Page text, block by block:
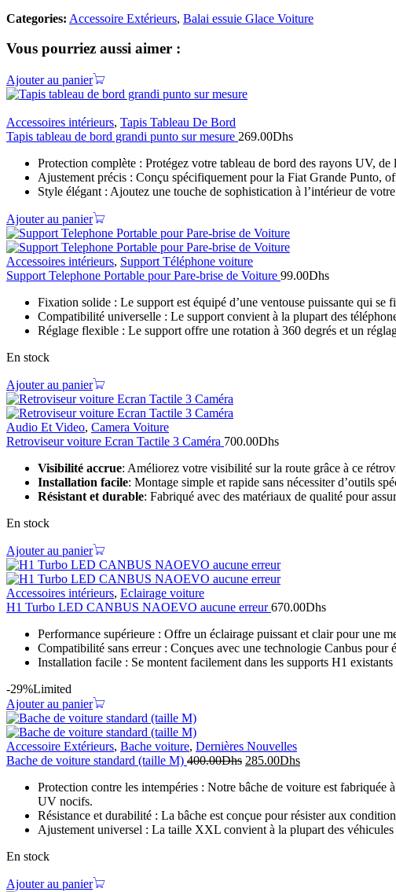
Categories: Accessoire Extérieurs, Balai essuie Glace Voiture
Vous pourriez aussi aimer :
Ajouter au panier
Accessoires intérieurs, Tapis Tableau De Bord
Tapis tableau de bord grandi punto sur mesure 269.00Dhs
Protection complète : Protégez votre tableau de bord des rayons UV, de
Ajustement précis : Conçu spécifiquement pour la Fiat Grande Punto,
Style élégant : Ajoutez une touche de sophistication à l’intérieur de
Ajouter au panier
Accessoires intérieurs, Support Téléphone voiture
Support Telephone Portable pour Pare-brise de Voiture 99.00Dhs
Fixation solide : Le support est équipé d’une ventouse puissante qui
Compatibilité universelle : Le support convient à la plupart des
Réglage flexible : Le support offre une rotation à 360 degrés et un
En stock
Ajouter au panier
Audio Et Video, Camera Voiture
Retroviseur voiture Ecran Tactile 3 Caméra 700.00Dhs
Visibilité accrue: Améliorez votre visibilité sur la route grâce à ce
Installation facile: Montage simple et rapide sans nécessiter d’outils
Résistant et durable: Fabriqué avec des matériaux de qualité pour
En stock
Ajouter au panier
Accessoires intérieurs, Eclairage voiture
H1 Turbo LED CANBUS NAOEVO aucune erreur670.00Dhs
Performance supérieure : Offre un éclairage puissant et clair pour une
Compatibilité sans erreur : Conçues avec une technologie Canbus pour
Installation facile : Se montent facilement dans les supports H1
-29%Limited
Ajouter au panier
Accessoire Extérieurs, Bache voiture, Dernières Nouvelles
Bache de voiture standard (taille M) 400.00Dhs 285.00Dhs
Protection contre les intempéries : Notre bâche de voiture est
UV nocifs.
Résistance et durabilité : La bâche est conçue pour résister aux
Ajustement universel : La taille XXL convient à la plupart des
En stock
Ajouter au panier